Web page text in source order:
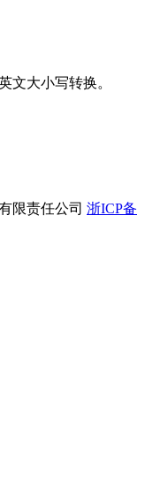
文大小写转换。
限责任公司 浙ICP备